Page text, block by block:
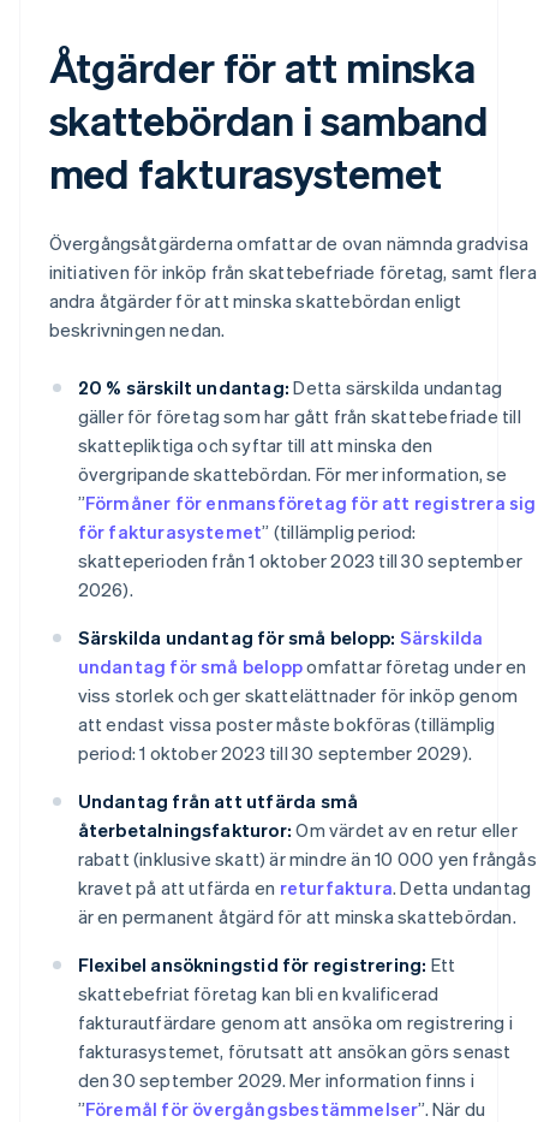
Åtgärder för att minska
skattebördan i samband
med fakturasystemet
Övergångsåtgärderna omfattar de ovan nämnda gradvisa
initiativen för inköp från skattebefriade företag, samt flera
andra åtgärder för att minska skattebördan enligt
beskrivningen nedan.
20 % särskilt undantag: Detta särskilda undantag
gäller för företag som har gått från skattebefriade till
skattepliktiga och syftar till att minska den
övergripande skattebördan. För mer information, se
”Förmåner för enmansföretag för att registrera sig
för fakturasystemet” (tillämplig period:
skatteperioden från 1 oktober 2023 till 30 september
2026).
Särskilda undantag för små belopp: Särskilda
undantag för små beloppomfattar företag under en
viss storlek och ger skattelättnader för inköp genom
att endast vissa poster måste bokföras (tillämplig
period: 1 oktober 2023 till 30 september 2029).
Undantag från att utfärda små
återbetalningsfakturor: Om värdet av en retur eller
rabatt (inklusive skatt) är mindre än 10 000 yen frångås
kravet på att utfärda en returfaktura. Detta undantag
är en permanent åtgärd för att minska skattebördan.
Flexibel ansökningstid för registrering: Ett
skattebefriat företag kan bli en kvalificerad
fakturautfärdare genom att ansöka om registrering i
fakturasystemet, förutsatt att ansökan görs senast
den 30 september 2029. Mer information finns i
”Föremål för övergångsbestämmelser”. När du